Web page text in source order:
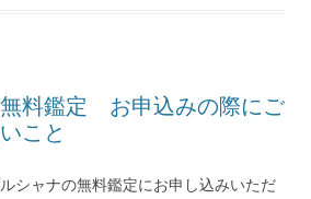
料鑑定 お申込みの際にご
こと
シャナの無料鑑定にお申し込みいただ